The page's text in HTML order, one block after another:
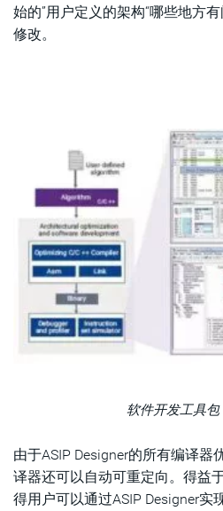
始的”用户定义的架构“哪些地方
修改。
软件开发工具包
由于ASIP Designer的所有编译器
译器还可以自动可重定向。得益
得用户可以通过ASIP Designer实